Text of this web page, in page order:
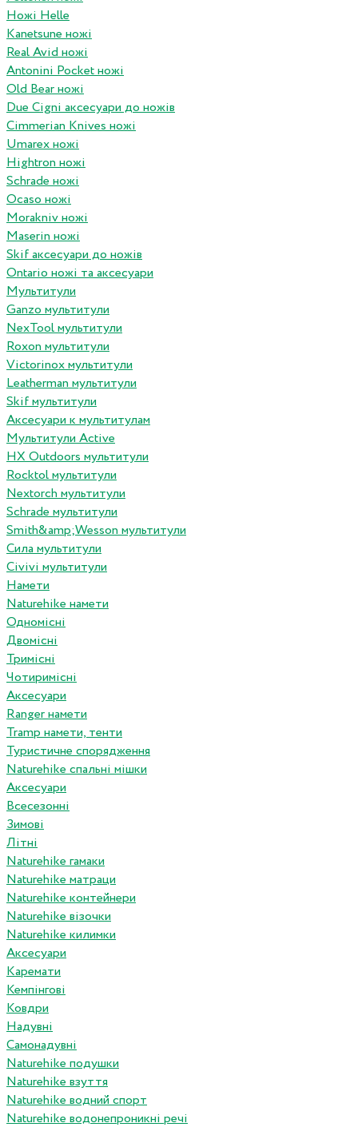
Ножі Helle
Kanetsune ножі
Real Avid ножі
Antonini Pocket ножі
Old Bear ножі
Due Cigni аксесуари до ножів
Cimmerian Knives ножі
Umarex ножі
Hightron ножі
Schrade ножі
Ocaso ножі
Morakniv ножі
Maserin ножі
Skif аксесуари до ножів
Ontario ножі та аксесуари
Мультитули
Ganzo мультитули
NexTool мультитули
Roxon мультитули
Victorinox мультитули
Leatherman мультитули
Skif мультитули
Аксесуари к мультитулам
Мультитули Active
HX Outdoors мультитули
Rocktol мультитули
Nextorch мультитули
Schrade мультитули
Smith&amp;Wesson мультитули
Сила мультитули
Civivi мультитули
Намети
Naturehike намети
Одномісні
Двомісні
Тримісні
Чотиримісні
Аксесуари
Ranger намети
Tramp намети, тенти
Туристичне спорядження
Naturehike спальні мішки
Аксесуари
Всесезонні
Зимові
Літні
Naturehike гамаки
Naturehike матраци
Naturehike контейнери
Naturehike візочки
Naturehike килимки
Аксесуари
Каремати
Кемпінгові
Ковдри
Надувні
Самонадувні
Naturehike подушки
Naturehike взуття
Naturehike водний спорт
Naturehike водонепроникні речі